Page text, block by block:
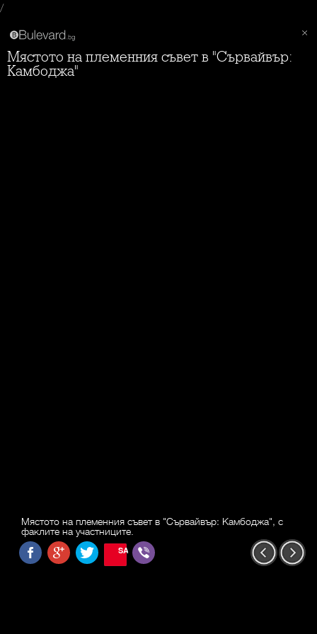
/
Мястото на племенния съвет в "Сървайвър:
Камбоджа"
Мястото на племенния съвет в "Сървайвър: Камбоджа", с
факлите на участниците.
SAVE